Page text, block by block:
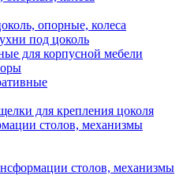
опорные, колеса
под цоколь
для корпусной мебели
для крепления цоколя
столов, механизмы
столов, механизмы